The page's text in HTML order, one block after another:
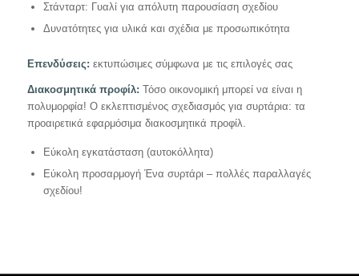
Στάνταρτ: Γυαλί για απόλυτη παρουσίαση σχεδίου
Δυνατότητες για υλικά και σχέδια με προσωπικότητα
Επενδύσεις: εκτυπώσιμες σύμφωνα με τις επιλογές σας
Διακοσμητικά προφίλ: Τόσο οικονομική μπορεί να είναι η
πολυμορφία! Ο εκλεπτισμένος σχεδιασμός για συρτάρια: τα
προαιρετικά εφαρμόσιμα διακοσμητικά προφίλ.
Εύκολη εγκατάσταση (αυτοκόλλητα)
Εύκολη προσαρμογή Ένα συρτάρι – πολλές παραλλαγές
σχεδίου!